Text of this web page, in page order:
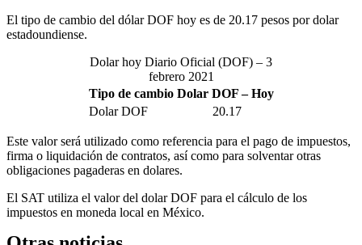
El tipo de cambio del dólar DOF hoy es de 20.17 pesos por dolar
estadoundiense.
Dolar hoy Diario Oficial (DOF) – 3
febrero 2021
Tipo de cambio Dolar DOF – Hoy
Dolar DOF
20.17
Este valor será utilizado como referencia para el pago de impuestos,
firma o liquidación de contratos, así como para solventar otras
obligaciones pagaderas en dolares.
El SAT utiliza el valor del dolar DOF para el cálculo de los
impuestos en moneda local en México.